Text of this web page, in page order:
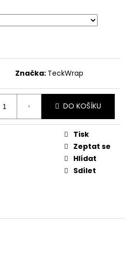
Značka: TeckWrap
DO KOŠÍKU
Tisk
Zeptat se
Hlídat
Sdílet